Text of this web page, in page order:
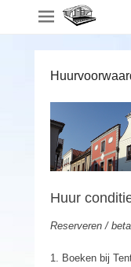
Huur
Reserveren /
1. Boeken bij